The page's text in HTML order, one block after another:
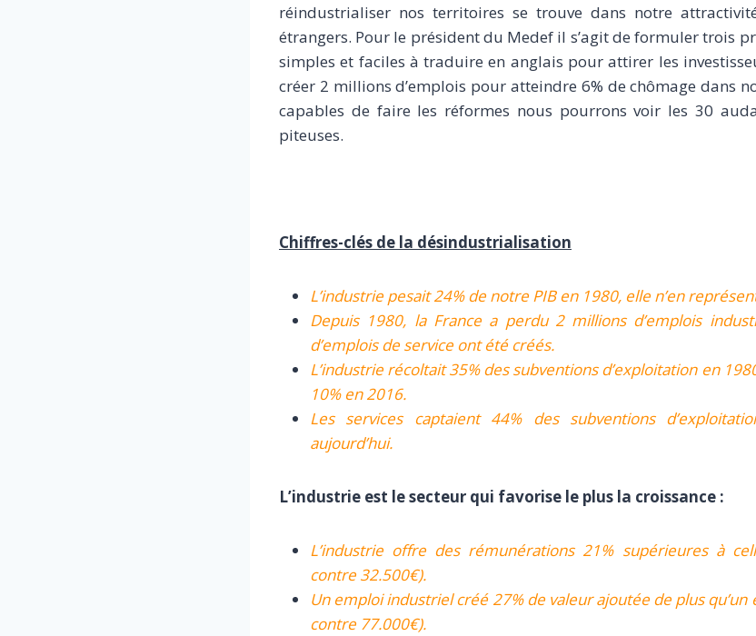
réindustrialiser nos territoires se trouve dans notre
étrangers. Pour le président du Medef il s’agit de formuler trois
simples et faciles à traduire en anglais pour attirer les
créer 2 millions d’emplois pour atteindre 6% de chômage dans
capables de faire les réformes nous pourrons voir les 30
piteuses.
Chiffres-clés de la désindustrialisation
L’industrie pesait 24% de notre PIB en 1980, elle n’en
Depuis 1980, la France a perdu 2 millions d’emplois
d’emplois de service ont été créés.
L’industrie récoltait 35% des subventions d’exploitation en
10% en 2016.
Les services captaient 44% des subventions
aujourd’hui.
L’industrie est le secteur qui favorise le plus la croissance :
L’industrie offre des rémunérations 21% supérieures à
contre 32.500€).
Un emploi industriel créé 27% de valeur ajoutée de plus
contre 77.000€).